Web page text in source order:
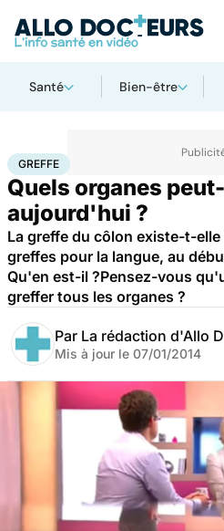
Santé Bien-être
AccueilSanté
GREFFE
Quels organes
aujourd'hui ?
La greffe du côlon existe-t-elle
greffes pour la langue, au
Qu'en est-il ?Pensez-vous
greffer tous les organes ?
Par La rédaction d'Allo
Mis à jour le 07/01/2014